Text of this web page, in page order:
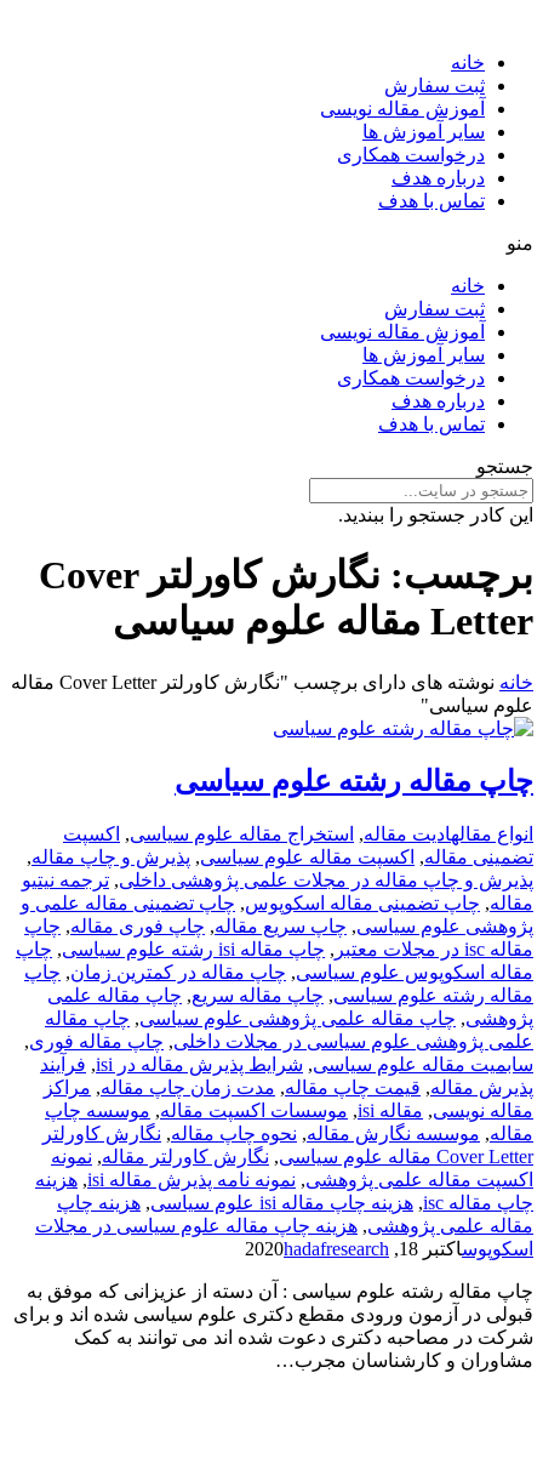
خانه
ثبت سفارش
آموزش مقاله نویسی
سایر آموزش ها
درخواست همکاری
درباره هدف
تماس با هدف
منو
خانه
ثبت سفارش
آموزش مقاله نویسی
سایر آموزش ها
درخواست همکاری
درباره هدف
تماس با هدف
جستجو
این کادر جستجو را ببندید.
برچسب:
نگارش کاورلتر Cover
Letter مقاله علوم سیاسی
خانه
نوشته های دارای برچسب "نگارش کاورلتر Cover Letter مقاله
علوم سیاسی"
چاپ مقاله رشته علوم سیاسی
انواع مقالهادیت مقاله, استخراج مقاله علوم سیاسی, اکسپت
تضمینی مقاله, اکسپت مقاله علوم سیاسی, پذیرش و چاپ مقاله,
پذیرش و چاپ مقاله در مجلات علمی پژوهشی داخلی, ترجمه نیتیو
مقاله, چاپ تضمینی مقاله اسکوپوس, چاپ تضمینی مقاله علمی و
پژوهشی علوم سیاسی, چاپ سریع مقاله, چاپ فوری مقاله, چاپ
مقاله isc در مجلات معتبر
, چاپ مقاله isi رشته علوم سیاسی , چاپ
مقاله اسکوپوس علوم سیاسی, چاپ مقاله در کمترین زمان, چاپ
مقاله رشته علوم سیاسی, چاپ مقاله سریع, چاپ مقاله علمی
پژوهشی, چاپ مقاله علمی پژوهشی علوم سیاسی, چاپ مقاله
علمی پژوهشی علوم سیاسی در مجلات داخلی, چاپ مقاله فوری,
سابمیت مقاله علوم سیاسی, شرایط پذیرش مقاله در isi , فرآیند
پذیرش مقاله, قیمت چاپ مقاله, مدت زمان چاپ مقاله, مراکز
مقاله نویسی, مقاله isi , موسسات اکسپت مقاله, موسسه چاپ
مقاله, موسسه نگارش مقاله, نحوه چاپ مقاله, نگارش کاورلتر
Cover Letter مقاله علوم سیاسی
, نگارش کاورلتر مقاله, نمونه
اکسپت مقاله علمی پژوهشی, نمونه نامه پذیرش مقاله isi , هزینه
چاپ مقاله isc
, هزینه چاپ مقاله isi علوم سیاسی , هزینه چاپ
مقاله علمی پژوهشی, هزینه چاپ مقاله علوم سیاسی در مجلات
اسکوپوساکتبر 18, 2020 hadafresearch
چاپ مقاله رشته علوم سیاسی : آن دسته از عزیزانی که موفق به
قبولی در آزمون ورودی مقطع دکتری علوم سیاسی شده اند و برای
شرکت در مصاحبه دکتری دعوت شده اند می توانند به کمک
مشاوران و کارشناسان مجرب…